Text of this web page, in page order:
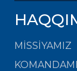
MISSIYAMIZ